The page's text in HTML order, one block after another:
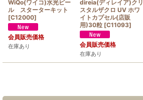
WiQo(ワイコ)水光ピー
ル スターターキット
[C12000]
会員販売価格
在庫あり
direia(ディレイア)クリ
スタルザクロ UV ホワ
イトカプセル(店販
用)30粒 [C11093]
会員販売価格
在庫あり